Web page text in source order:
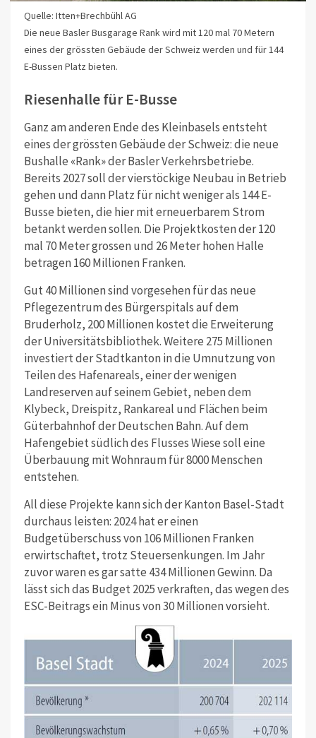
Quelle: Itten+Brechbühl AG
Die neue Basler Busgarage Rank wird mit 120 mal 70 Metern
eines der grössten Gebäude der Schweiz werden und für 144
E-Bussen Platz bieten.
Riesenhalle für E-Busse
Ganz am anderen Ende des Kleinbasels entsteht
eines der grössten Gebäude der Schweiz: die neue
Bushalle «Rank» der Basler Verkehrsbetriebe.
Bereits 2027 soll der vierstöckige Neubau in Betrieb
gehen und dann Platz für nicht weniger als 144 E-
Busse bieten, die hier mit erneuerbarem Strom
betankt werden sollen. Die Projektkosten der 120
mal 70 Meter grossen und 26 Meter hohen Halle
betragen 160 Millionen Franken.
Gut 40 Millionen sind vorgesehen für das neue
Pflegezentrum des Bürgerspitals auf dem
Bruderholz, 200 Millionen kostet die Erweiterung
der Universitätsbibliothek. Weitere 275 Millionen
investiert der Stadtkanton in die Umnutzung von
Teilen des Hafenareals, einer der wenigen
Landreserven auf seinem Gebiet, neben dem
Klybeck, Dreispitz, Rankareal und Flächen beim
Güterbahnhof der Deutschen Bahn. Auf dem
Hafengebiet südlich des Flusses Wiese soll eine
Überbauung mit Wohnraum für 8000 Menschen
entstehen.
All diese Projekte kann sich der Kanton Basel-Stadt
durchaus leisten: 2024 hat er einen
Budgetüberschuss von 106 Millionen Franken
erwirtschaftet, trotz Steuersenkungen. Im Jahr
zuvor waren es gar satte 434 Millionen Gewinn. Da
lässt sich das Budget 2025 verkraften, das wegen des
ESC-Beitrags ein Minus von 30 Millionen vorsieht.